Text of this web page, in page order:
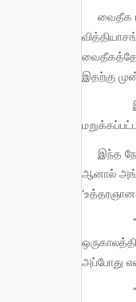
வைதீக மதம் வேதத்தை அடிப்படையாகக் கொண்டது. சைவ மதம் ஆகமத்தை அடிப் படையாகக் கொண்டது. சாதி, வருண
இதற்கு
இச்சமயத்தில் கிறித்துவம் தனது அன்பு நெறியோடு தமிழகத்திற்குள் வந்தது. சாதிய கொடுமைகளை
இந்த நேரத்தில் வள்ளலார் சிதம்பரம் நடராசர் கோவிலுக்கு தினசரி சென்று வந்தார் சைவத்தின் மீதான பற்று அதற்கு காரணம்.
ஆனால்
”வாழ்க்கை கொடுத்த அனுபவம் ”சைவம், வைணவம் இரண்டையும்
அப்போது
”உபநிஷதம், பிரம்மசூத்திரம், பகவத்கீதை போன்றவை கொலை செய்வதை தர்மமாக கூறியது. இதற்கு